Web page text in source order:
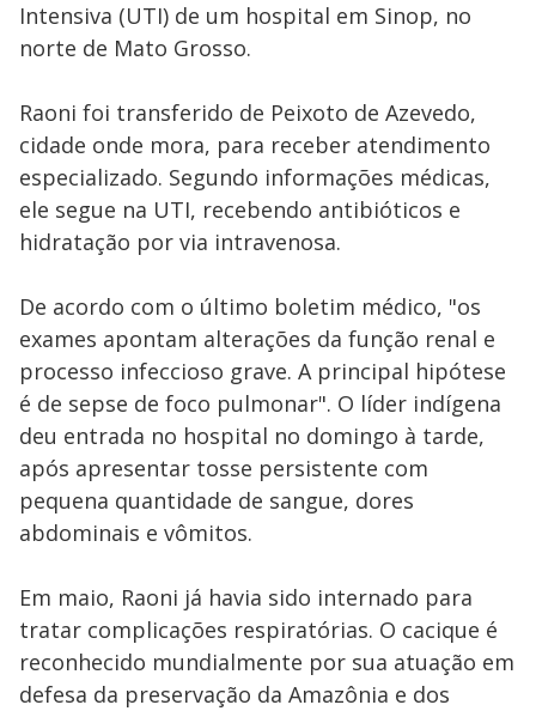
Intensiva (UTI) de um hospital em Sinop, no
norte de Mato Grosso.
Raoni foi transferido de Peixoto de Azevedo,
cidade onde mora, para receber atendimento
especializado. Segundo informações médicas,
ele segue na UTI, recebendo antibióticos e
hidratação por via intravenosa.
De acordo com o último boletim médico, "os
exames apontam alterações da função renal e
processo infeccioso grave. A principal hipótese
é de sepse de foco pulmonar". O líder indígena
deu entrada no hospital no domingo à tarde,
após apresentar tosse persistente com
pequena quantidade de sangue, dores
abdominais e vômitos.
Em maio, Raoni já havia sido internado para
tratar complicações respiratórias. O cacique é
reconhecido mundialmente por sua atuação em
defesa da preservação da Amazônia e dos